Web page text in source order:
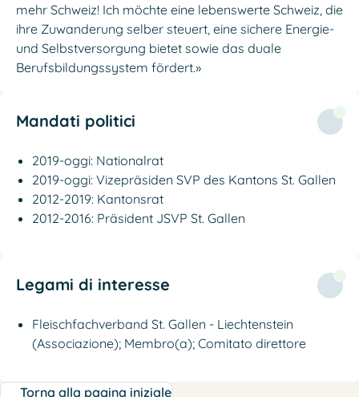
mehr Schweiz! Ich möchte eine lebenswerte Schweiz, die
ihre Zuwanderung selber steuert, eine sichere Energie-
und Selbstversorgung bietet sowie das duale
Berufsbildungssystem fördert.»
Mandati politici
2019-oggi: Nationalrat
2019-oggi: Vizepräsiden SVP des Kantons St. Gallen
2012-2019: Kantonsrat
2012-2016: Präsident JSVP St. Gallen
Legami di interesse
Fleischfachverband St. Gallen - Liechtenstein
(Associazione); Membro(a); Comitato direttore
Torna alla pagina iniziale